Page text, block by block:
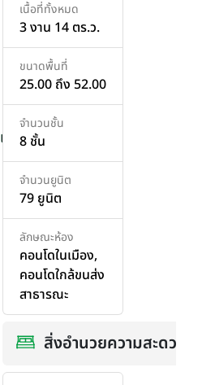
เพิ่มสินค้า
เพิ่มสินค้า
เนื้อที่ทั้งหมด
3 งาน 14 ตร.ว.
ขนาดพื้นที่
25.00 ถึง 52.00
จำนวนชั้น
8 ชั้น
จำนวนยูนิต
79 ยูนิต
ลักษณะห้อง
คอนโดในเมือง,
คอนโดใกล้ขนส่ง
สาธารณะ
สิ่งอำนวยความสะดวก